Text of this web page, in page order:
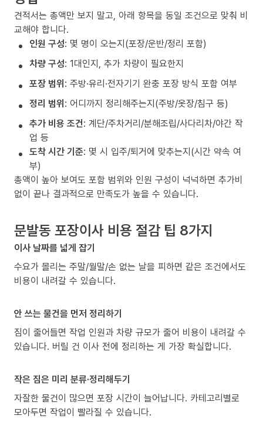
견적서는 총액만 보지 말고, 아래 항목을 동일 조건으로 맞춰 비
교해야 합니다.
인원 구성: 몇 명이 오는지(포장/운반/정리 포함)
차량 구성: 1대인지, 추가 차량이 필요한지
포장 범위: 주방·유리·전자기기 완충 포장 방식 포함 여부
정리 범위: 어디까지 정리해주는지(주방/옷장/침구 등)
추가 비용 조건: 계단/주차거리/분해조립/사다리차/야간 작
업 등
도착 시간 기준: 몇 시 입주/퇴거에 맞추는지(시간 약속 여
부)
총액이 높아 보여도 포함 범위와 인원 구성이 넉넉하면 추가비
없이 끝나 결과적으로 만족도가 높을 수 있습니다.
문발동 포장이사 비용 절감 팁 8가지
이사 날짜를 넓게 잡기
수요가 몰리는 주말/월말/손 없는 날을 피하면 같은 조건에서도
비용이 내려갈 수 있습니다.
안 쓰는 물건을 먼저 정리하기
짐이 줄어들면 작업 인원과 차량 규모가 줄어 비용이 내려갈 수
있습니다. 버릴 건 이사 전에 정리하는 게 가장 확실합니다.
작은 짐은 미리 분류·정리해두기
자잘한 물건이 많으면 포장 시간이 늘어납니다. 카테고리별로
모아두면 작업이 빨라질 수 있습니다.